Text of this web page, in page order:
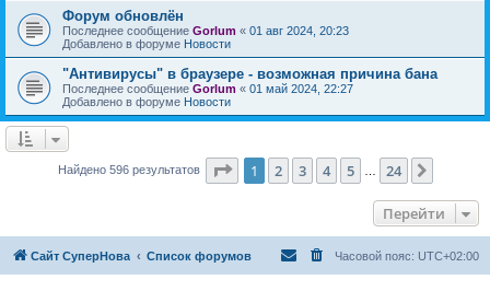
Форум обновлён
Последнее сообщение Gorlum « 01 авг 2024, 20:23
Добавлено в форуме Новости
"Антивирусы" в браузере - возможная причина бана
Последнее сообщение Gorlum « 01 май 2024, 22:27
Добавлено в форуме Новости
Найдено 596 результатов Страница из 24
1 2 3 4 5 24
Перейти
Сайт СуперНова Список форумов Часовой пояс: UTC+02:00